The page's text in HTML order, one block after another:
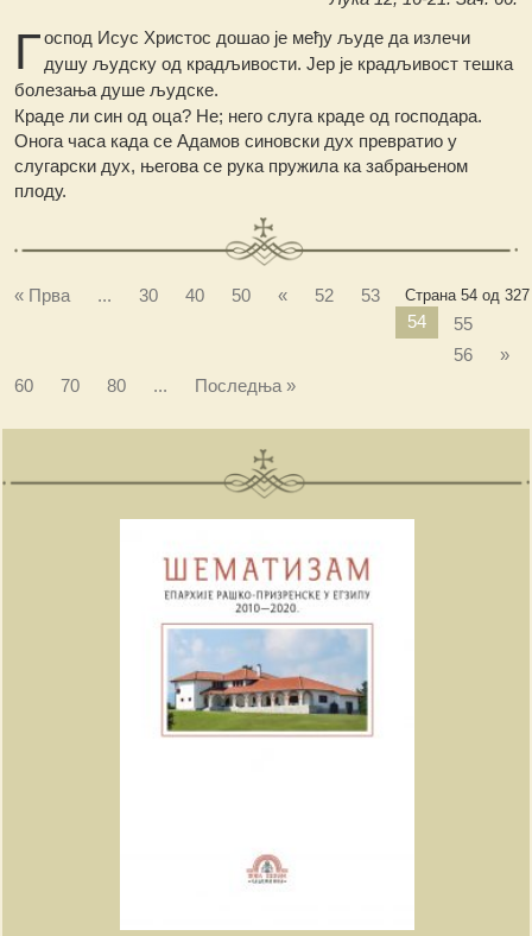
Господ Исус Христос дошао је међу људе да излечи
душу људску од крадљивости. Јер је крадљивост тешка
болезања душе људске.
Краде ли син од оца? Не; него слуга краде од господара.
Онога часа када се Адамов синовски дух превратио у
слугарски дух, његова се рука пружила ка забрањеном
плоду.
Страна 54 од 327
« Прва ... 30 40 50 « 52
53
54
55
56
»
60
70 80 ... Последња »